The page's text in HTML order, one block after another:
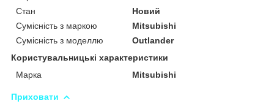
Стан
Новий
Сумісність з маркою
Mitsubishi
Сумісність з моделлю
Outlander
Користувальницькі характеристики
Марка
Mitsubishi
Приховати